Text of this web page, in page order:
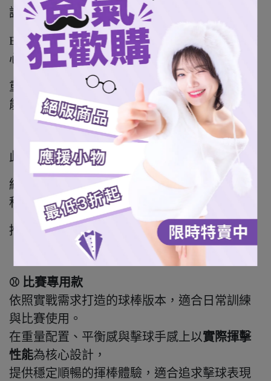
證的專業球棒品牌。
Birdman以材料科學、工程技術與數據分析為核
心，從木材密度篩選、
重心配置到擊球回饋調校，打造兼具手感、性
能與可靠度的頂級職業等級球棒。
此次鳥人球棒與中職傳奇球星張泰山合作，
結合張泰山長年累積的實戰經驗與鳥人的工藝
科技，
推出兩款深受職業球員喜愛的棒壘球棒型。
⚾ 比賽專用款
依照實戰需求打造的球棒版本，適合日常訓練
與比賽使用。
在重量配置、平衡感與擊球手感上以實際揮擊
性能為核心設計，
提供穩定順暢的揮棒體驗，適合追求擊球表現